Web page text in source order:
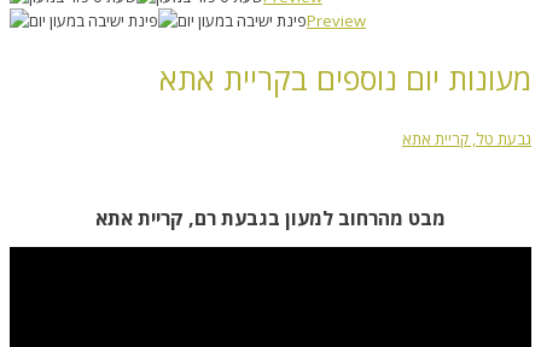
Preview
מעונות יום נוספים בקריית אתא
גבעת טל, קריית אתא
מבט מהרחוב למעון בגבעת רם, קריית אתא